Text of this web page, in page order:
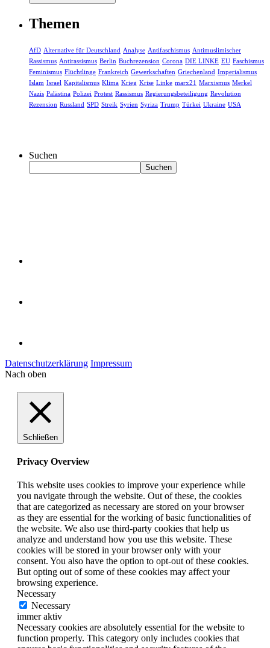
Themen
AfD Alternative für Deutschland Analyse Antifaschismus Antimuslimischer
Rassismus Antirassismus Berlin Buchrezension Corona DIE LINKE EU Faschismus
Feminismus Flüchtlinge Frankreich Gewerkschaften Griechenland Imperialismus
Islam Israel Kapitalismus Klima Krieg Krise Linke marx21 Marxismus Merkel
Nazis Palästina Polizei Protest Rassismus Regierungsbeteiligung Revolution
Rezension Russland SPD Streik Syrien Syriza Trump Türkei Ukraine USA
Suchen
Suchen
Datenschutzerklärung Impressum
Nach oben
Schließen
Privacy Overview
This website uses cookies to improve your experience while
you navigate through the website. Out of these, the cookies
that are categorized as necessary are stored on your browser
as they are essential for the working of basic functionalities of
the website. We also use third-party cookies that help us
analyze and understand how you use this website. These
cookies will be stored in your browser only with your
consent. You also have the option to opt-out of these cookies.
But opting out of some of these cookies may affect your
browsing experience.
Necessary
Necessary
immer aktiv
Necessary cookies are absolutely essential for the website to
function properly. This category only includes cookies that